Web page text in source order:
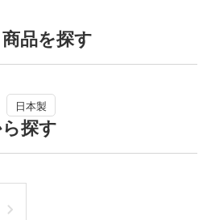
ジ 品を探す
日本製
探す